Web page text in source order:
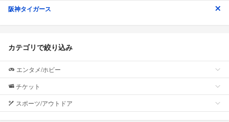
阪神タイガース
カテゴリで絞り込み
エンタメ/ホビー
チケット
スポーツ/アウトドア